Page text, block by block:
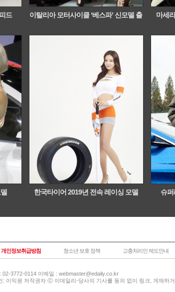
드
이탈리아 모터사이클 ‘베스파’ 신모델 출
마세
한국타이어 2019년 전속 레이싱 모델 슈
개인정보취급방침 청소년 보호 정책 고충처리인 제도안내
02-3772-0114 이메일 : webmaster@edaily.co.kr
이익원 저작권자 ⓒ 이데일리-당사의 기사를 동의 없이 링크, 게재하